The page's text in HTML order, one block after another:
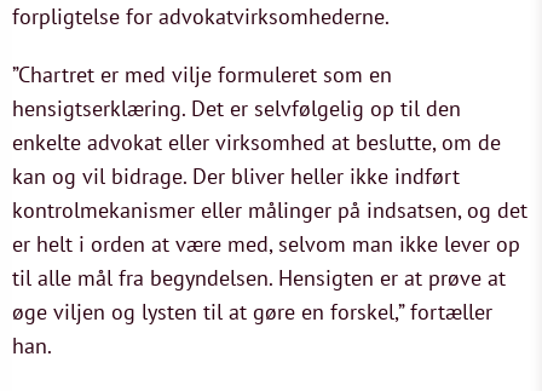
forpligtelse for advokatvirksomhederne.
”Chartret er med vilje formuleret som en
hensigtserklæring. Det er selvfølgelig op til den
enkelte advokat eller virksomhed at beslutte, om de
kan og vil bidrage. Der bliver heller ikke indført
kontrolmekanismer eller målinger på indsatsen, og det
er helt i orden at være med, selvom man ikke lever op
til alle mål fra begyndelsen. Hensigten er at prøve at
øge viljen og lysten til at gøre en forskel,” fortæller
han.